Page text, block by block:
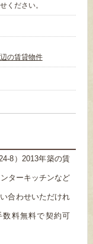
ください。
の賃貸物件
8）2013年築の賃
ターキッチンなど
合わせいただけれ
数料無料で契約可